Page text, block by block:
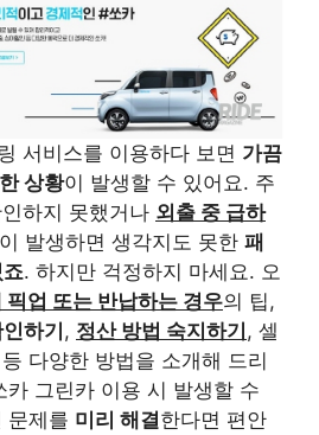
서비스를 이용하다 보면 가끔
상황이 발생할 수 있어요. 주
하지 못했거나 외출 중 급하
이 발생하면 생각지도 못한 패
. 하지만 걱정하지 마세요. 오
픽업 또는 반납하는 경우의 팁,
하기, 정산 방법 숙지하기, 셀
다양한 방법을 소개해 드리
카 그린카 이용 시 발생할 수
문제를 미리 해결한다면 편안